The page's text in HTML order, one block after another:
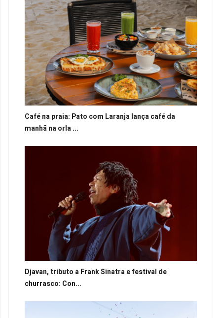
Café na praia: Pato com Laranja lança café da
manhã na orla ...
Djavan, tributo a Frank Sinatra e festival de
churrasco: Con...